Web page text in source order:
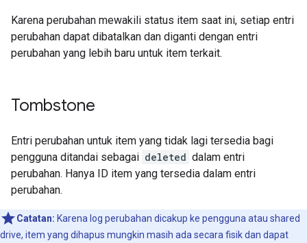
Karena perubahan mewakili status item saat ini, setiap entri
perubahan dapat dibatalkan dan diganti dengan entri
perubahan yang lebih baru untuk item terkait.
Tombstone
Entri perubahan untuk item yang tidak lagi tersedia bagi
pengguna ditandai sebagai deleted dalam entri
perubahan. Hanya ID item yang tersedia dalam entri
perubahan.
Catatan: Karena log perubahan dicakup ke pengguna atau shared
drive, item yang dihapus mungkin masih ada secara fisik dan dapat